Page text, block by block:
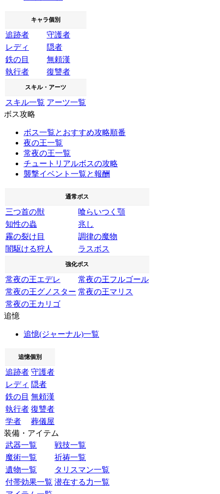
キャラ個別
追跡者
守護者
レディ
隠者
鉄の目
無頼漢
執行者
復讐者
スキル・アーツ
スキル一覧 アーツ一覧
ボス攻略
ボス一覧とおすすめ攻略順番
夜の王一覧
常夜の王一覧
チュートリアルボスの攻略
襲撃イベント一覧と報酬
通常ボス
三つ首の獣
喰らいつく顎
知性の蟲
兆し
霧の裂け目
調律の魔物
闇駆ける狩人
ラスボス
強化ボス
常夜の王エデレ
常夜の王フルゴール
常夜の王グノスター 常夜の王マリス
常夜の王カリゴ
追憶
追憶(ジャーナル)一覧
追憶個別
追跡者 守護者
レディ 隠者
鉄の目 無頼漢
執行者 復讐者
学者
葬儀屋
装備・アイテム
武器一覧
戦技一覧
魔術一覧
祈祷一覧
遺物一覧
タリスマン一覧
付帯効果一覧 潜在する力一覧